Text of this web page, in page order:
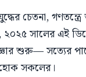
চেতনা,
সালের এই
শুরু— সত্যের
সকলের।